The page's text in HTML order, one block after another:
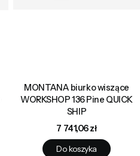
MONTANA biurko wiszące
WORKSHOP 136 Pine QUICK
SHIP
Cena
7 741,06 zł
Do koszyka